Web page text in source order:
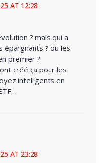
AT 12:28
? mais qui a
épargnants ? ou les
premier ?
créé ça pour les
intelligents en
AT 23:28